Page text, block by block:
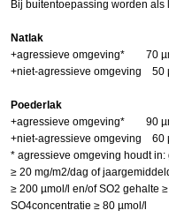
Bij buitentoepassing worden
Natlak
+agressieve omgeving* 70
+niet-agressieve omgeving 50
Poederlak
+agressieve omgeving* 90
+niet-agressieve omgeving 60
* agressieve omgeving houdt
≥ 20 mg/m2/dag of
≥ 200 µmol/l en/of SO2 gehalte
SO4concentratie ≥ 80 µmol/l